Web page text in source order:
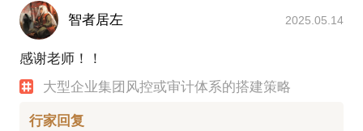
智者居左 2025.05.14
感谢老师！！
大型企业集团风控或审计体系的搭建策略
行家回复